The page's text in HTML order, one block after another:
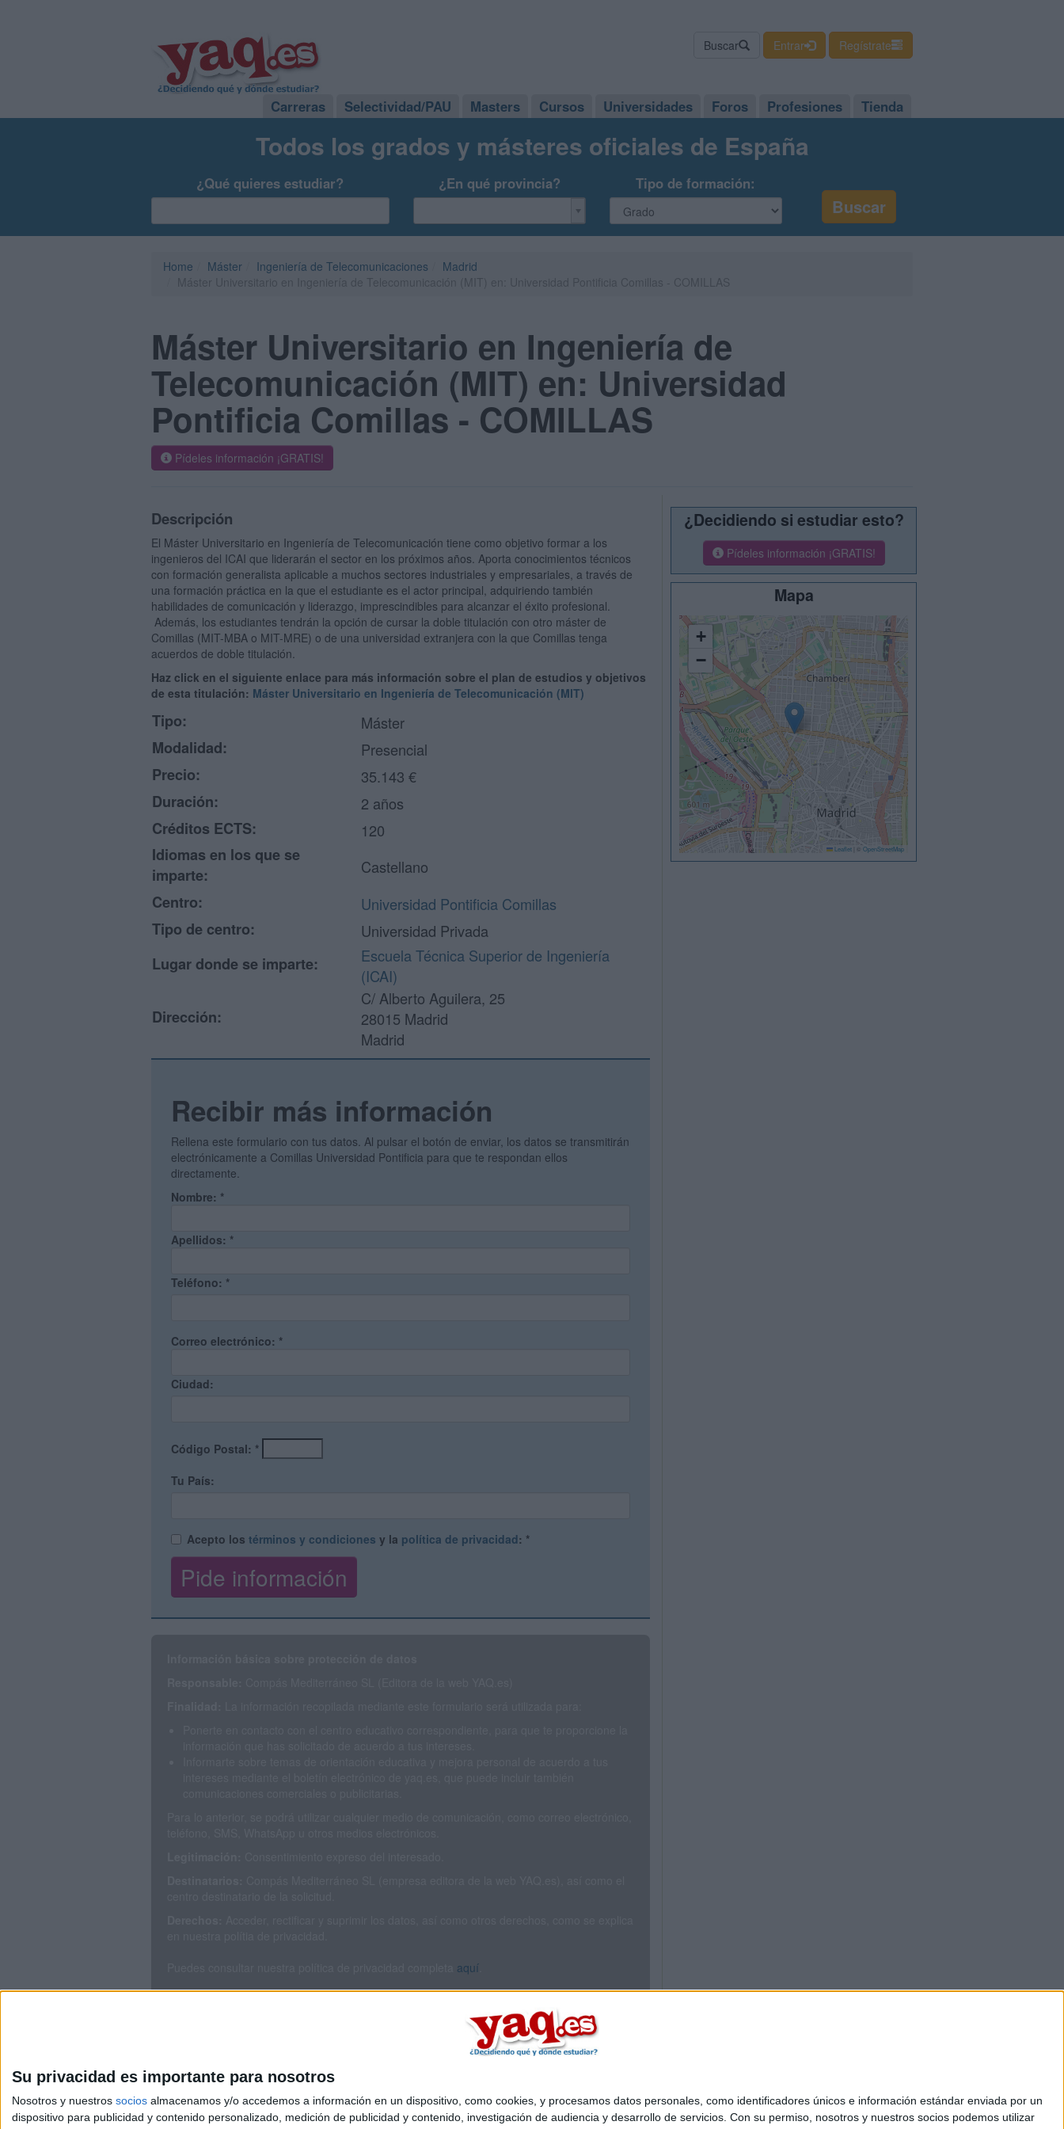
Su privacidad es importante para nosotros
Nosotros y nuestros socios almacenamos y/o accedemos a información en un dispositivo, como cookies, y procesamos datos personales, como identificadores únicos e información estándar enviada por un
dispositivo para publicidad y contenido personalizado, medición de publicidad y contenido, investigación de audiencia y desarrollo de servicios. Con su permiso, nosotros y nuestros socios podemos utilizar
Buscar Entrar Regístrate
Carreras Selectividad/PAU Masters Cursos Universidades Foros Profesiones Tienda
Todos los grados y másteres oficiales de España
¿Qué quieres estudiar? ¿En qué provincia? Tipo de formación:
Home Máster Ingeniería de Telecomunicaciones
Madrid
Máster Universitario en Ingeniería de
Telecomunicación (MIT) en: Universidad
Pontificia Comillas - COMILLAS
Pídeles información ¡GRATIS!
Descripción
El Máster Universitario en Ingeniería de Telecomunicación tiene como objetivo formar a los
ingenieros del ICAI que liderarán el sector en los próximos años. Aporta conocimientos técnicos
con formación generalista aplicable a muchos sectores industriales y empresariales, a través de
una formación práctica en la que el estudiante es el actor principal, adquiriendo también
habilidades de comunicación y liderazgo, imprescindibles para alcanzar el éxito profesional.
Además, los estudiantes tendrán la opción de cursar la doble titulación con otro máster de
Comillas (MIT-MBA o MIT-MRE) o de una universidad extranjera con la que Comillas tenga
acuerdos de doble titulación.
Haz click en el siguiente enlace para más información sobre el plan de estudios y objetivos
de esta titulación: Máster Universitario en Ingeniería de Telecomunicación (MIT)
Tipo:
Máster
Modalidad:
Presencial
Precio:
35.143 €
Duración:
2 años
Créditos ECTS:
120
Idiomas en los que se
imparte:
Castellano
Centro:
Universidad Pontificia Comillas
Tipo de centro:
Universidad Privada
Lugar donde se imparte:
Escuela Técnica Superior de Ingeniería
(ICAI)
Dirección:
C/ Alberto Aguilera, 25
28015 Madrid
Madrid
Recibir más información
Rellena este formulario con tus datos. Al pulsar el botón de enviar, los datos se transmitirán
electrónicamente a Comillas Universidad Pontificia para que te respondan ellos
directamente.
Nombre: *
Apellidos: *
Teléfono: *
Correo electrónico: *
Ciudad:
Código Postal: *
Tu País:
Acepto los términos y condiciones y la política de privacidad: *
aquí
¿Decidiendo si estudiar esto?
Pídeles información ¡GRATIS!
Mapa
+
−
Leaflet © OpenStreetMap
Quiénes somos|Contactar|Anúnciate
Aviso legal|Politica de privacidad|Condiciones generales|Política de cookies